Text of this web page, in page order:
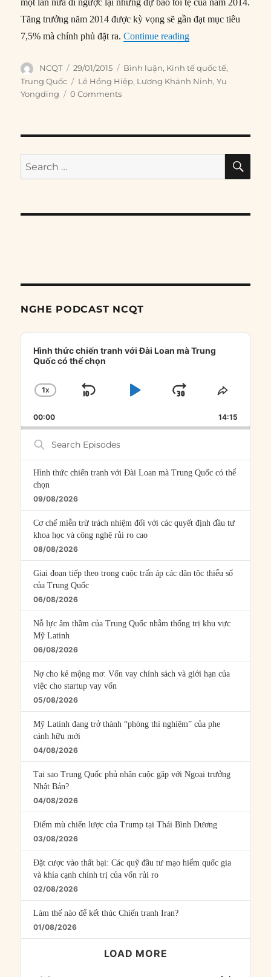
một lần nữa đi ngược lại những dự báo tồi tệ của năm 2014.
Tăng trưởng năm 2014 được kỳ vọng sẽ gần đạt mục tiêu
7,5% mà chính phủ đặt ra.Continue reading“Kinh tế Trung
Author
NCQT
Posted
on
29/01/2015 Categories
Bình luận, Kinh tế quốc tế,
Trung Quốc
Tags
Lê Hồng Hiệp, Lương Khánh Ninh,Yu
Yongding
0 Comments
Search
for:
NGHE PODCAST NCQT
Audio
Player
Hình thức chiến tranh với Đài Loan mà Trung
Quốc có thể chọn
CHANGE
RATE
1X
SKIP
PLAYJUMP
FORWARD
SHARE
00:00 14:15
Search
Episodes
Hình thức chiến tranh với Đài Loan mà Trung Quốc có thể
chọn
09/08/2026
Cơ chế miễn trừ trách nhiệm đối với các quyết định đầu tư
khoa học và công nghệ rủi ro cao
08/08/2026
Giai đoạn tiếp theo trong cuộc trấn áp các dân tộc thiểu số
của Trung Quốc
06/08/2026
Nỗ lực âm thầm của Trung Quốc nhằm thống trị khu vực
Mỹ Latinh
06/08/2026
Nợ cho kẻ mộng mơ: Vốn vay chính sách và giới hạn của
việc cho startup vay vốn
05/08/2026
Mỹ Latinh đang trở thành “phòng thí nghiệm” của phe
cánh hữu mới
04/08/2026
Tại sao Trung Quốc phủ nhận cuộc gặp với Ngoại trưởng
Nhật Bản?
04/08/2026
Điểm mù chiến lược của Trump tại Thái Bình Dương
03/08/2026
Đặt cược vào thất bại: Các quỹ đầu tư mạo hiểm quốc gia
và khía cạnh chính trị của vốn rủi ro
02/08/2026
Làm thế nào để kết thúc Chiến tranh Iran?
01/08/2026
LOAD MORE